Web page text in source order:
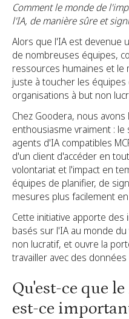
Comment le monde de
l'IA, de manière sûre et
Alors que l'IA est devenue
de nombreuses équipes,
ressources humaines et le
juste à toucher les équipes
organisations à but non
Chez Goodera, nous
enthousiasme vraiment : le
agents d'IA compatibles
d'un client d'accéder en
volontariat et l'impact en
équipes de planifier, de
mesures plus facilement
Cette initiative apporte
basés sur l'IA au monde
non lucratif, et ouvre la
travailler avec des données
Qu'est-ce que
est-ce